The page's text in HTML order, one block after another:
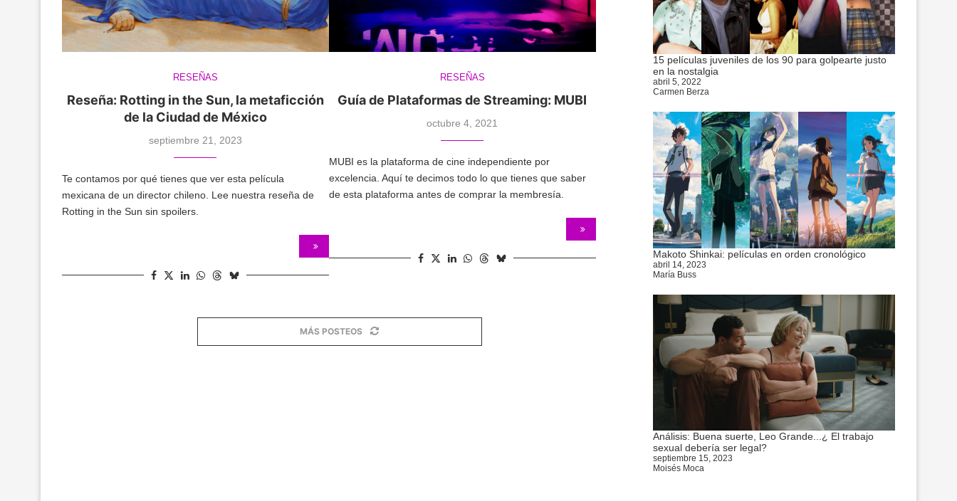
RESEÑAS
Reseña: Rotting in the Sun, la metaficción
de la Ciudad de México
septiembre 21, 2023
Te contamos por qué tienes que ver esta película
mexicana de un director chileno. Lee nuestra reseña de
Rotting in the Sun sin spoilers.
RESEÑAS
Guía de Plataformas de Streaming: MUBI
octubre 4, 2021
MUBI es la plataforma de cine independiente por
excelencia. Aquí te decimos todo lo que tienes que saber
de esta plataforma antes de comprar la membresía.
MÁS POSTEOS
15 películas juveniles de los 90 para golpearte justo
en la nostalgia
abril 5, 2022
Carmen Berza
Makoto Shinkai: películas en orden cronológico
abril 14, 2023
María Buss
Análisis: Buena suerte, Leo Grande...¿ El trabajo
sexual debería ser legal?
septiembre 15, 2023
Moisés Moca